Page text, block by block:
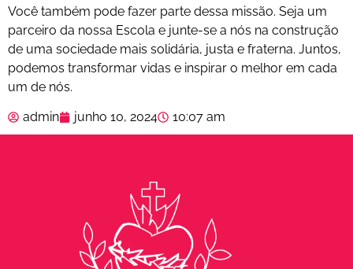
Você também pode fazer parte dessa missão. Seja um
parceiro da nossa Escola e junte-se a nós na construção
de uma sociedade mais solidária, justa e fraterna. Juntos,
podemos transformar vidas e inspirar o melhor em cada
um de nós.
admin junho 10, 2024 10:07 am